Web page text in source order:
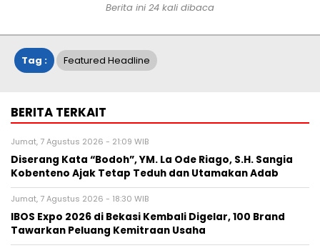
Berita ini 24 kali dibaca
Tag : Featured Headline
BERITA TERKAIT
Jumat, 7 Agustus 2026 - 21:09 WIB
Diserang Kata “Bodoh”, YM. La Ode Riago, S.H. Sangia
Kobenteno Ajak Tetap Teduh dan Utamakan Adab
Jumat, 7 Agustus 2026 - 18:30 WIB
IBOS Expo 2026 di Bekasi Kembali Digelar, 100 Brand
Tawarkan Peluang Kemitraan Usaha